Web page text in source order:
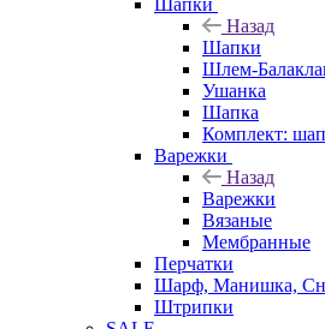
Шапки
Назад
Шапки
Шлем-
Ушанка
Шапка
Комплект:
Варежки
Назад
Варежки
Вязаные
Мембранные
Перчатки
Шарф, Манишка,
Штрипки